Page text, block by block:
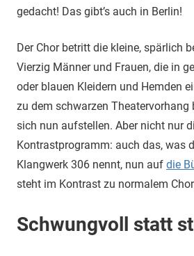
gedacht! Das gibt’s auch in Berlin!
Der Chor betritt die kleine, spärlich
Vierzig Männer und Frauen, die in
oder blauen Kleidern und Hemden
zu dem schwarzen Theatervorhang
sich nun aufstellen. Aber nicht nur
Kontrastprogramm: auch das, was
Klangwerk 306 nennt, nun auf die
steht im Kontrast zu normalem
Schwungvoll statt